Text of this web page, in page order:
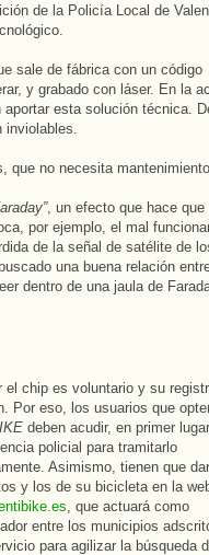
de la Policía Local de
sale de fábrica con un código
y grabado con láser. En la
esta solución técnica.
que no necesita mantenimiento.
, un efecto que hace que
por ejemplo, el mal
de la señal de satélite de
una buena relación
dentro de una jaula de
el chip es voluntario y su
Por eso, los usuarios que
deben acudir, en primer
policial para tramitarlo
Asimismo, tienen que
y los de su bicicleta en la
, que actuará como
entre los municipios
para agilizar la búsqueda